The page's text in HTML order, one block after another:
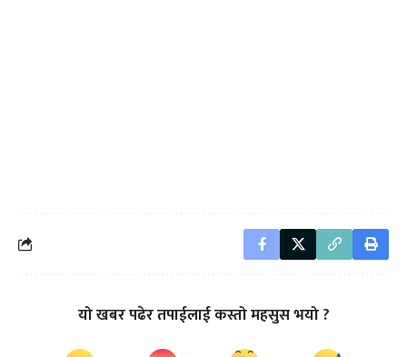
यो खबर पढेर तपाईलाई कस्तो महसुस भयो ?